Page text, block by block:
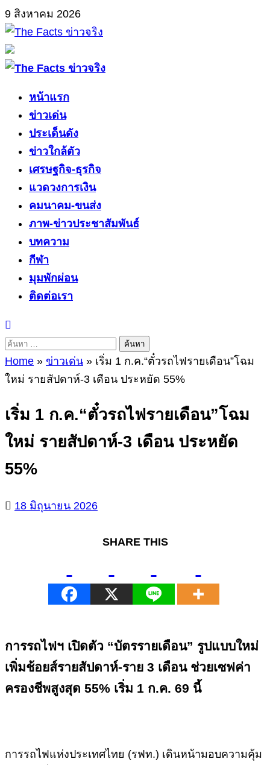
Skip
to
content
9 สิงหาคม 2026
Primary
หน้าแรก
ข่าวเด่น
ประเด็นดัง
ข่าวใกล้ตัว
เศรษฐกิจ-ธุรกิจ
แวดวงการเงิน
คมนาคม-ขนส่ง
ภาพ-ข่าวประชาสัมพันธ์
บทความ
กีฬา
มุมพักผ่อน
ติดต่อเรา
ค้นหา
สำหรับ:
Home » ข่าวเด่น » เริ่ม 1 ก.ค.“ตั๋วรถไฟรายเดือน”โฉม
ใหม่ รายสัปดาห์-3 เดือน ประหยัด 55%
เริ่ม 1 ก.ค.“ตั๋วรถไฟรายเดือน”โฉม
ใหม่ รายสัปดาห์-3 เดือน ประหยัด
55%
18 มิถุนายน 2026
SHARE THIS
การรถไฟฯ เปิดตัว “บัตรรายเดือน” รูปแบบใหม่
เพิ่มช้อยส์รายสัปดาห์-ราย 3 เดือน ช่วยเซฟค่า
ครองชีพสูงสุด 55% เริ่ม 1 ก.ค. 69 นี้
การรถไฟแห่งประเทศไทย (รฟท.) เดินหน้ามอบความคุ้ม